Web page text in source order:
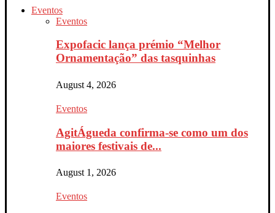
Eventos
Eventos
Expofacic lança prémio “Melhor
Ornamentação” das tasquinhas
August 4, 2026
Eventos
AgitÁgueda confirma-se como um dos
maiores festivais de...
August 1, 2026
Eventos